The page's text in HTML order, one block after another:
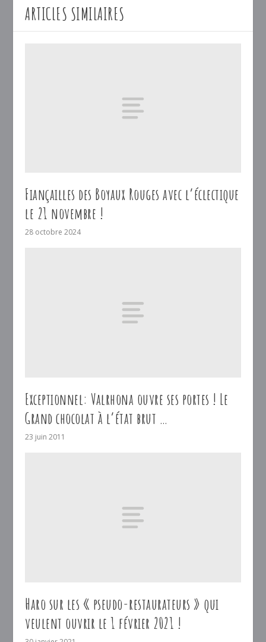
ARTICLES SIMILAIRES
Fiançailles des Boyaux Rouges avec l’éclectique
le 21 novembre !
28 octobre 2024
Exceptionnel: Valrhona ouvre ses portes ! Le
Grand chocolat à l’état brut …
23 juin 2011
Haro sur les « pseudo-restaurateurs » qui
veulent ouvrir le 1 février 2021 !